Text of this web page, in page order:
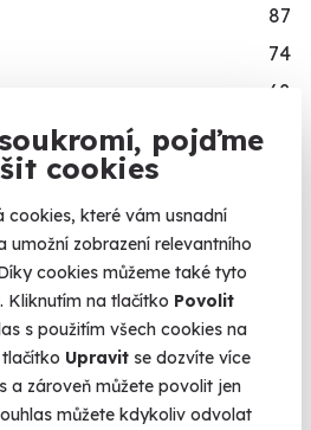
pojďme
cookies
cookies, které vám usnadní
umožní zobrazení relevantního
cookies můžeme také tyto
Kliknutím na tlačítko Povolit
s použitím všech cookies na
Upravit se dozvíte více
a zároveň můžete povolit jen
můžete kdykoliv odvolat
87
74
68